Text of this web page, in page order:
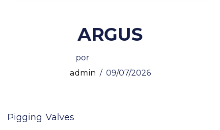
ARGUS
por
admin
09/07/2026
Pigging Valves